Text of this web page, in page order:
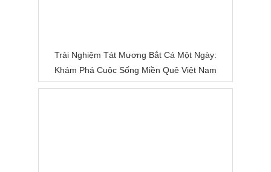
Trải Nghiệm Tát Mương Bắt Cá Một Ngày:
Khám Phá Cuộc Sống Miền Quê Việt Nam